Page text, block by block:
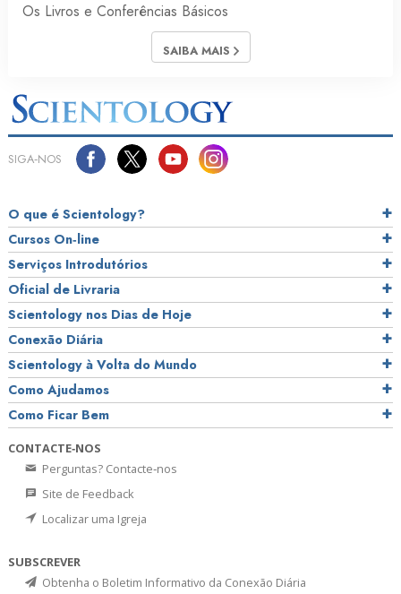
Os Livros e Conferências Básicos
SAIBA MAIS
SIGA‑NOS
O que é Scientology?
Cursos On‑line
Serviços Introdutórios
Oficial de Livraria
Scientology nos Dias de Hoje
Conexão Diária
Scientology à Volta do Mundo
Como Ajudamos
Como Ficar Bem
CONTACTE‑NOS
Perguntas? Contacte‑nos
Site de Feedback
Localizar uma Igreja
SUBSCREVER
Obtenha o Boletim Informativo da Conexão Diária